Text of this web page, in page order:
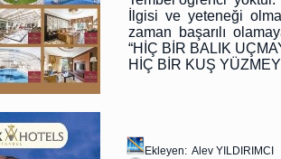
İlgisi ve yeteneği
zaman başarılı
“HİÇ BİR BALIK
HİÇ BİR KUŞ
Ekleyen: Alev YILDIRIMCI